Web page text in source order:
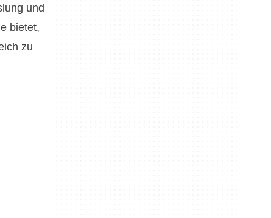
und
bietet,
zu